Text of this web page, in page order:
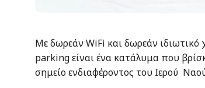
Με δωρεάν WiFi και δωρεάν
parking είναι ένα κατάλυμα που
σημείο ενδιαφέροντος του Ιερού